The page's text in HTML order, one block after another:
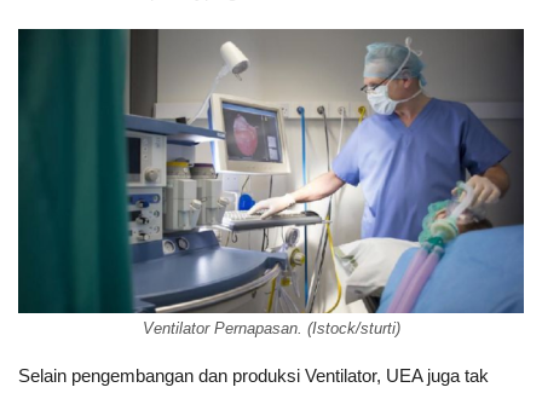
Ventilator Pernapasan. (Istock/sturti)
Selain pengembangan dan produksi Ventilator, UEA juga tak